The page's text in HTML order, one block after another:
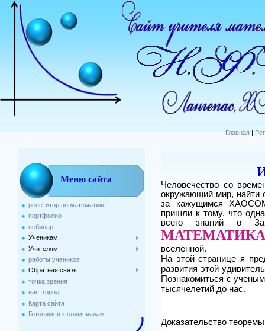
Главная |
Меню сайта
репетитор по математике
портфолио
вебинар
Ученикам
Учителям
работы учеников
Обратная связь
точка зрения
наш город
Карта сайта
Готовимся к олимпиадам
Человечество со
окружающий мир, найти
за кажущимся
пришли к тому, что
всего знаний о
МАТЕМАТИКА
вселенной.
На этой странице я
развития этой
Познакомиться с
тысячелетий до нас.
Доказательство